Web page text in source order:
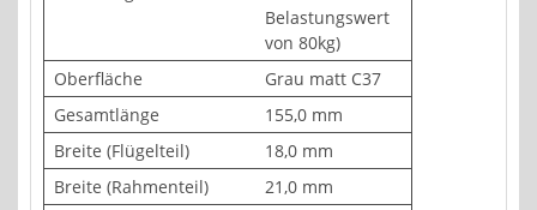
Belastungswert
von 80kg)
Oberfläche
Grau matt C37
Gesamtlänge
155,0 mm
Breite (Flügelteil)
18,0 mm
Breite (Rahmenteil)
21,0 mm